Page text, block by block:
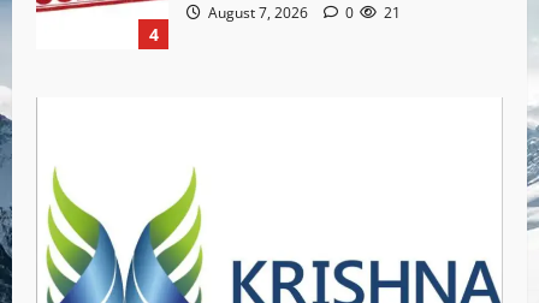
4
August 7, 2026 0 21